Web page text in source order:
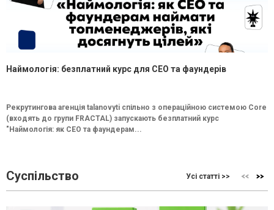
Наймологія: безплатний курс для CEO та фаундерів
Рекрутингова агенція talanovyti спільно з операційною системою Core
(входять до групи FRACTAL) запускають безплатний курс
"Наймологія: як СEO та фаундерам...
Суспільство Усі статті >>